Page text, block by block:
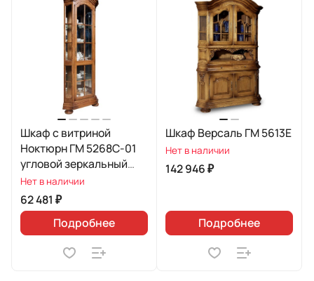
Шкаф с витриной
Ноктюрн ГМ 5268С-01
угловой зеркальный
(левый)
Нет в наличии
62 481 ₽
Подробнее
Шкаф Версаль ГМ 5613Е
Нет в наличии
142 946 ₽
Подробнее